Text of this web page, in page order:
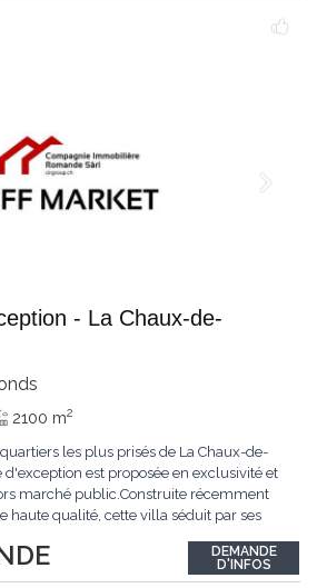
- La Chaux-de-
2100 m2
les plus prisés de La Chaux-de-
d'exception est proposée en exclusivité et
marché public.Construite récemment
haute qualité, cette villa séduit par ses
de vie s'ouvre sur un jardin avec piscine,
DEMANDE
D'INFOS